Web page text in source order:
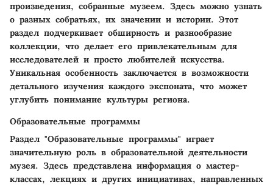
произведения, собранные музеем. Здесь можно узнать
о разных собратьях, их значении и истории. Этот
раздел подчеркивает обширность и разнообразие
коллекции, что делает его привлекательным для
исследователей и просто любителей искусства.
Уникальная особенность заключается в возможности
детального изучения каждого экспоната, что может
углубить понимание культуры региона.
Образовательные программы
Раздел "Образовательные программы" играет
значительную роль в образовательной деятельности
музея. Здесь представлена информация о мастер-
классах, лекциях и других инициативах, направленных